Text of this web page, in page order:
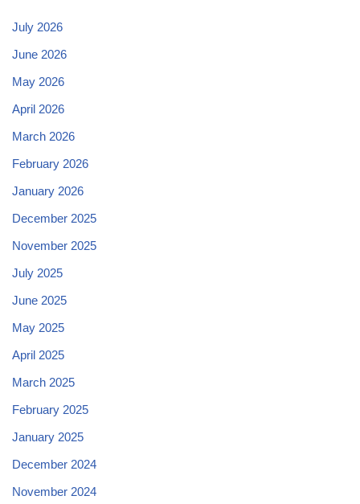
July 2026
June 2026
May 2026
April 2026
March 2026
February 2026
January 2026
December 2025
November 2025
July 2025
June 2025
May 2025
April 2025
March 2025
February 2025
January 2025
December 2024
November 2024